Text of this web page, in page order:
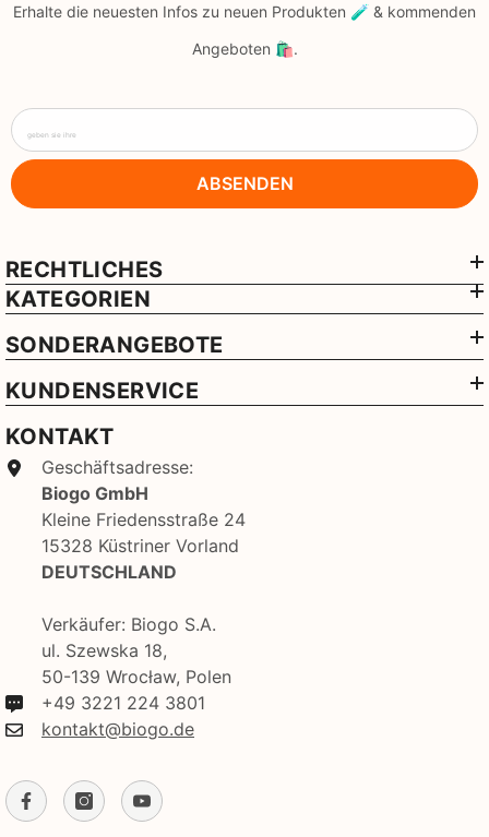
Erhalte die neuesten Infos zu neuen Produkten 🧪 & kommenden
Angeboten 🛍️.
geben sie ihre
ABSENDEN
RECHTLICHES
KATEGORIEN
SONDERANGEBOTE
KUNDENSERVICE
KONTAKT
Geschäftsadresse:
Biogo GmbH
Kleine Friedensstraße 24
15328 Küstriner Vorland
DEUTSCHLAND
Verkäufer: Biogo S.A.
ul. Szewska 18,
50-139 Wrocław, Polen
+49 3221 224 3801
kontakt@biogo.de